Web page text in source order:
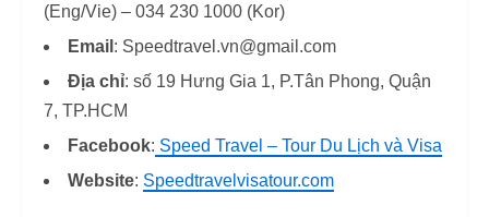
(Eng/Vie) – 034 230 1000 (Kor)
Email : Speedtravel.vn@gmail.com
Địa chỉ: số 19 Hưng Gia 1, P.Tân Phong, Quận
7, TP.HCM
Facebook: Speed Travel – Tour Du Lịch và Visa
Website: Speedtravelvisatour.com